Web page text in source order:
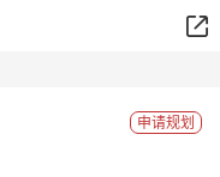
申请规划